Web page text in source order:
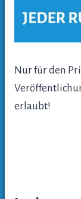
Nur für den
erlaubt!